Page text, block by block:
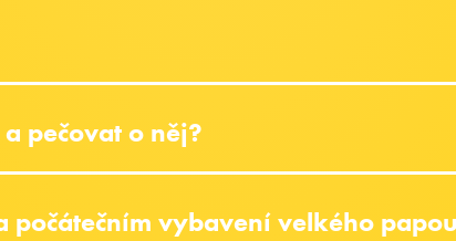
pečovat o něj?
vybavení velkého